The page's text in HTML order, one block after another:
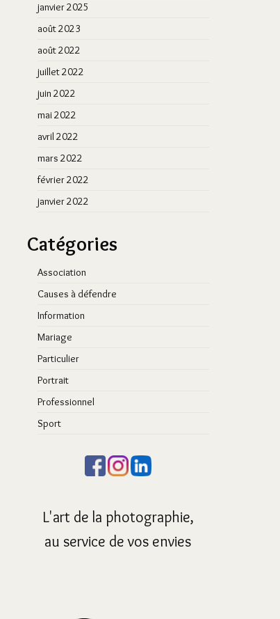
janvier 2025
août 2023
août 2022
juillet 2022
juin 2022
mai 2022
avril 2022
mars 2022
février 2022
janvier 2022
Catégories
Association
Causes à défendre
Information
Mariage
Particulier
Portrait
Professionnel
Sport
L'art de la photographie,
au service de vos envies